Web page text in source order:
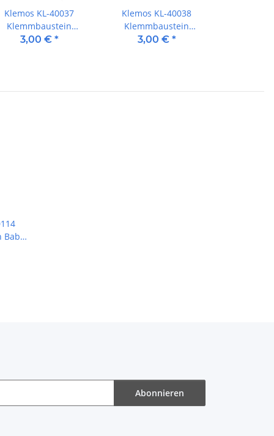
Klemos KL-40037
Klemmbaustein
Dinosaurier
3,00 € *
Klemos KL-40038
Klemmbaustein
Dinosaurier
3,00 € *
Baby
Abonnieren